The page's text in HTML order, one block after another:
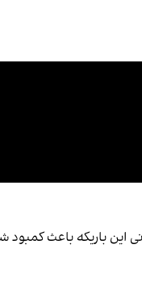
باریکه باعث کمبود